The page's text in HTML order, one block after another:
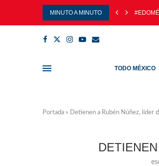
MINUTO A MINUTO
TODO MÉXICO
Portada » Detienen a Rubén Núñez, líder